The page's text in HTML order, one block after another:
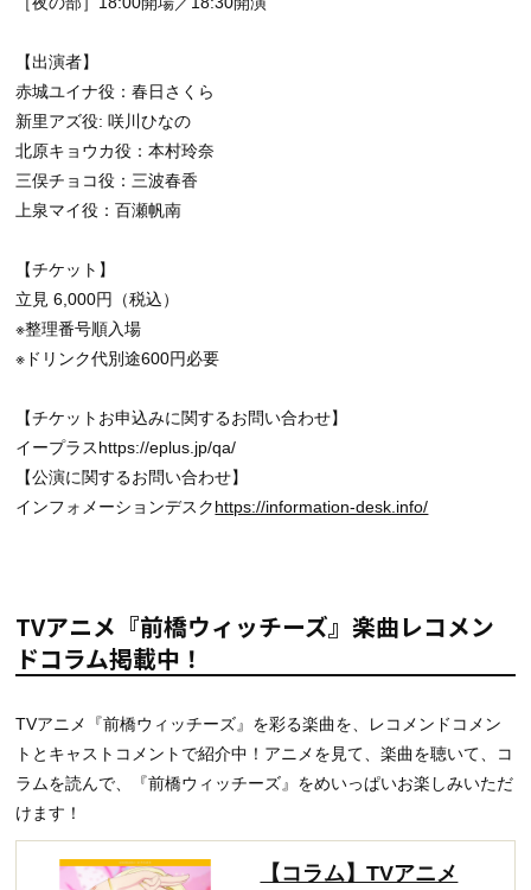
【出演者】
赤城ユイナ役：春日さくら
新里アズ役: 咲川ひなの
北原キョウカ役：本村玲奈
三俣チョコ役：三波春香
上泉マイ役：百瀬帆南
【チケット】
立見 6,000円（税込）
※整理番号順入場
※ドリンク代別途600円必要
【チケットお申込みに関するお問い合わせ】
イープラスhttps://eplus.jp/qa/
【公演に関するお問い合わせ】
インフォメーションデスクhttps://information-desk.info/
TVアニメ『前橋ウィッチーズ』楽曲レコメン
ドコラム掲載中！
TVアニメ『前橋ウィッチーズ』を彩る楽曲を、レコメンドコメン
トとキャストコメントで紹介中！アニメを見て、楽曲を聴いて、コ
ラムを読んで、『前橋ウィッチーズ』をめいっぱいお楽しみいただ
けます！
【コラム】TVアニメ